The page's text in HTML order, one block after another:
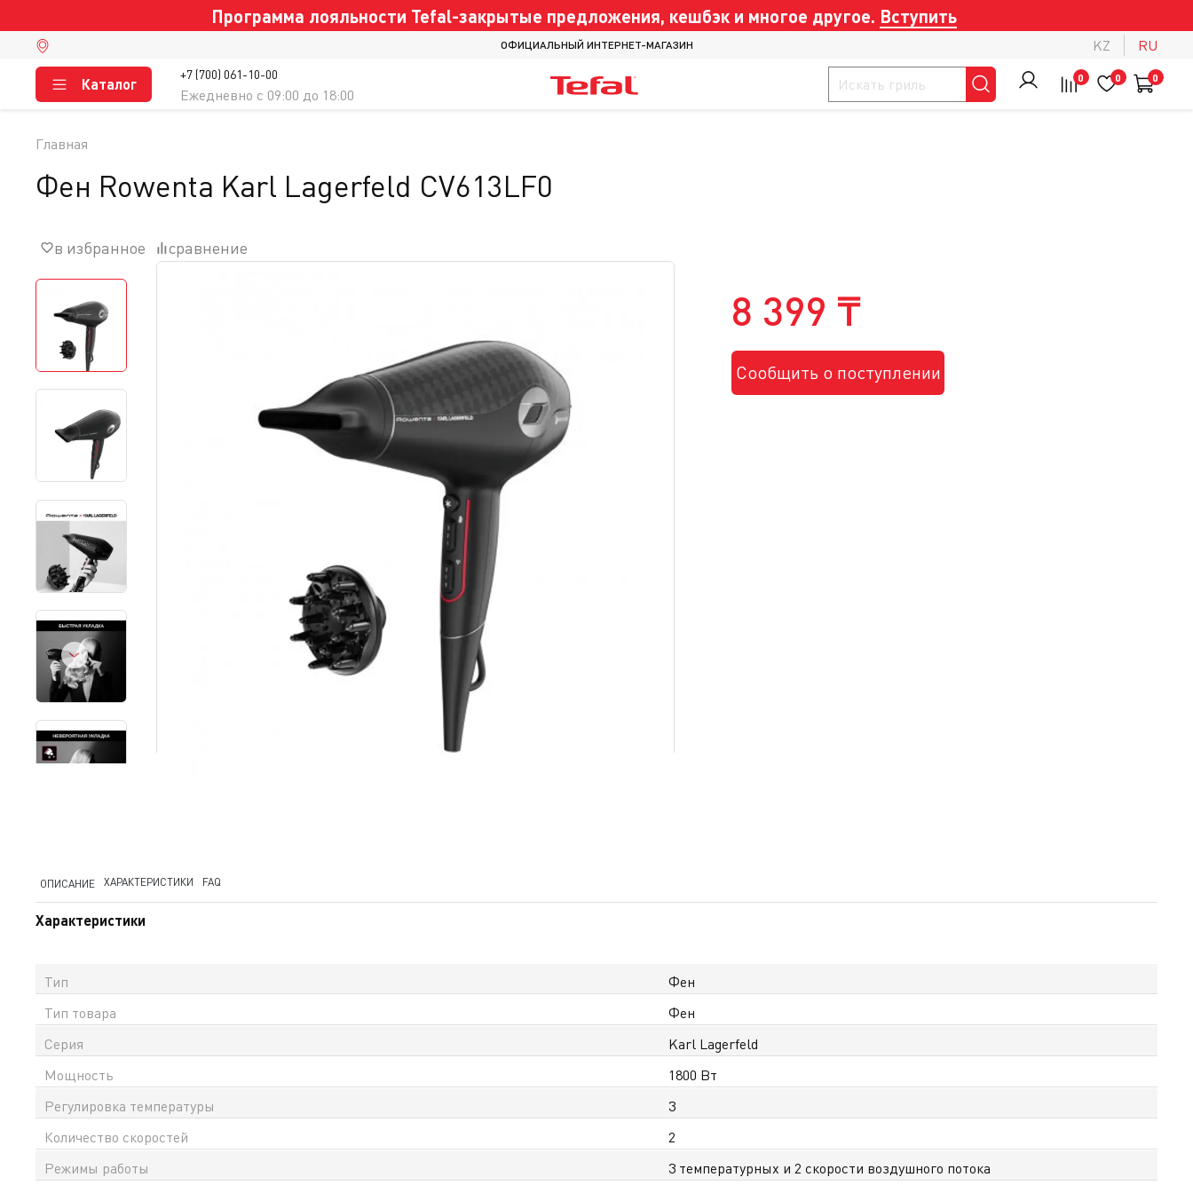
Программа лояльности Tefal-закрытые предложения, кешбэк и многое другое. Вступить
ОФИЦИАЛЬНЫЙ ИНТЕРНЕТ-МАГАЗИН KZ RU
+7 (700) 061-10-00
Ежедневно c 09:00 до 18:00
Каталог 0 0 0
8 399 ₸
Сообщить о поступлении
Главная
Фен Rowenta Karl Lagerfeld CV613LF0
в избранное сравнение
ОПИСАНИЕ ХАРАКТЕРИСТИКИ FAQ
Характеристики
Тип
Фен
Тип товара
Фен
Серия
Karl Lagerfeld
Мощность
1800 Вт
Регулировка температуры
3
Количество скоростей
2
Режимы работы
3 температурных и 2 скорости воздушного потока